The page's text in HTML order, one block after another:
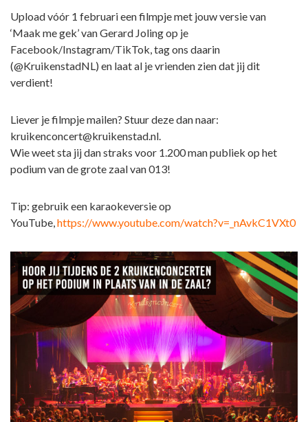
Upload vóór 1 februari een filmpje met jouw versie van
‘Maak me gek’ van Gerard Joling op je
Facebook/Instagram/TikTok, tag ons daarin
(@KruikenstadNL) en laat al je vrienden zien dat jij dit
verdient!
Liever je filmpje mailen? Stuur deze dan naar:
kruikenconcert@kruikenstad.nl.
Wie weet sta jij dan straks voor 1.200 man publiek op het
podium van de grote zaal van 013!
Tip: gebruik een karaokeversie op
YouTube,https://www.youtube.com/watch?v=_nAvkC1VXt0